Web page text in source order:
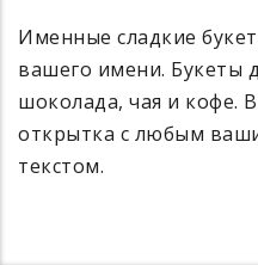
Именные сладкие
вашего имени. Букеты
шоколада, чая и кофе.
открытка с любым
текстом.